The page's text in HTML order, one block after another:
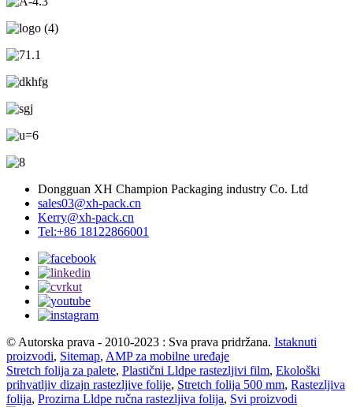
Dongguan XH Champion Packaging industry Co. Ltd
sales03@xh-pack.cn
Kerry@xh-pack.cn
Tel:+86 18122866001
© Autorska prava - 2010-2023 : Sva prava pridržana. Istaknuti
proizvodi, Sitemap, AMP za mobilne uređaje
Stretch folija za palete, Plastični Lldpe rastezljivi film, Ekološki
prihvatljiv dizajn rastezljive folije, Stretch folija 500 mm, Rastezljiva
folija, Prozirna Lldpe ručna rastezljiva folija, Svi proizvodi